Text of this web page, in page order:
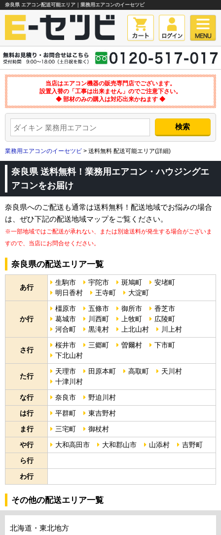
奈良県 エアコン配送可能エリア｜業務用エアコンのイーセツビ
当店はエアコン機器の販売専門店でございます。
設置入替の「工事は出来ません」のでご注意下さい。
◆ 部材のみの購入は対応出来かねます ◆
業務用エアコンのイーセツビ > 送料無料 配送可能エリア(詳細)
奈良県 送料無料！業務用エアコン・ハウジングエ
アコンをお届け
奈良県へのご配送も通常は送料無料！配送地域でお悩みの場合
は、ぜひ下記の配送地域マップをご覧ください。
※一部地域ではご配送が承れない、または別途送料が発生する場合がございま
すので、当店にお問合せください。
奈良県の配送エリア一覧
あ行
生駒市 宇陀市 斑鳩町
安堵町
明日香村
王寺町 大淀町
か行
橿原市 五條市 御所市
香芝市
葛城市
川西町 上牧町
広陵町
河合町
黒滝村 上北山村 川上村
さ行
桜井市 三郷町 曽爾村
下市町
下北山村
た行
天理市 田原本町 高取町
天川村
十津川村
な行 奈良市 野迫川村
は行 平群町 東吉野村
ま行 三宅町 御杖村
や行 大和高田市 大和郡山市 山添村 吉野町
ら行
わ行
その他の配送エリア一覧
北海道・東北地方